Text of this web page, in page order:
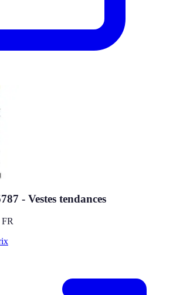
- Vestes tendances